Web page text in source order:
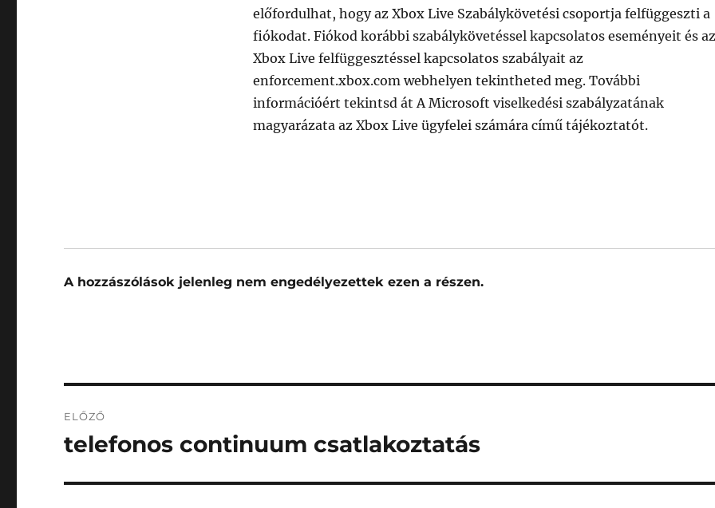
előfordulhat, hogy az Xbox Live Szabálykövetési csoportja felfüggeszti a
fiókodat. Fiókod korábbi szabálykövetéssel kapcsolatos eseményeit és az
Xbox Live felfüggesztéssel kapcsolatos szabályait az
enforcement.xbox.com webhelyen tekintheted meg. További
információért tekintsd át A Microsoft viselkedési szabályzatának
magyarázata az Xbox Live ügyfelei számára című tájékoztatót.
A hozzászólások jelenleg nem engedélyezettek ezen a részen.
navigáció
ELŐZŐ
Korábbi
telefonos continuum csatlakoztatás